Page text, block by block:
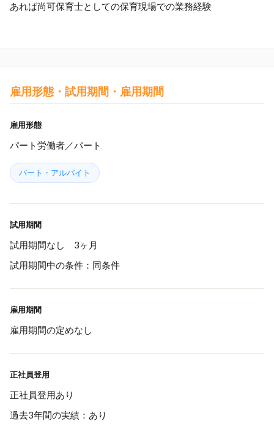
あれば尚可保育士としての保育現場での業務経験
雇用形態・試用期間・雇用期間
雇用形態
パート労働者／パート
パート・アルバイト
試用期間
試用期間なし 3ヶ月
試用期間中の条件：同条件
雇用期間
雇用期間の定めなし
正社員登用
正社員登用あり
過去3年間の実績：あり